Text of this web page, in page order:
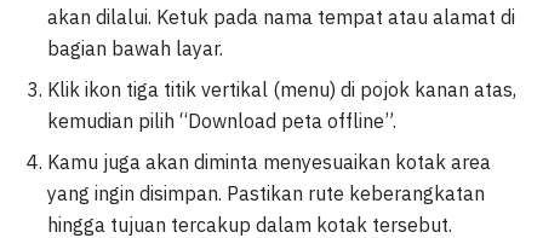
akan dilalui. Ketuk pada nama tempat atau alamat di
bagian bawah layar.
Klik ikon tiga titik vertikal (menu) di pojok kanan atas,
kemudian pilih “Download peta offline”.
Kamu juga akan diminta menyesuaikan kotak area
yang ingin disimpan. Pastikan rute keberangkatan
hingga tujuan tercakup dalam kotak tersebut.